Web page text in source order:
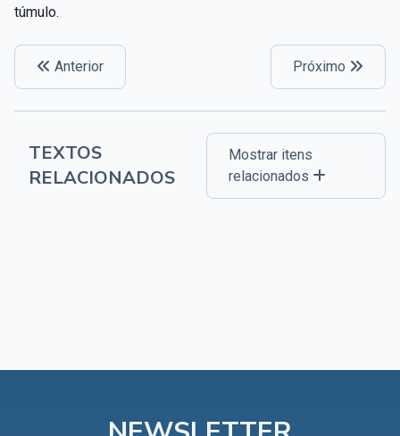
Capítulo XXIII — Estranha moral
Capítulo XXIV — Não ponhais a candeia debaixo do
alqueire
Capítulo XXVI — Dai gratuitamente o que
gratuitamente recebestes
Capítulo XXVII — Pedi e obtereis ▸
túmulo.
Anterior Próximo
TEXTOS
RELACIONADOS
Mostrar itens
relacionados